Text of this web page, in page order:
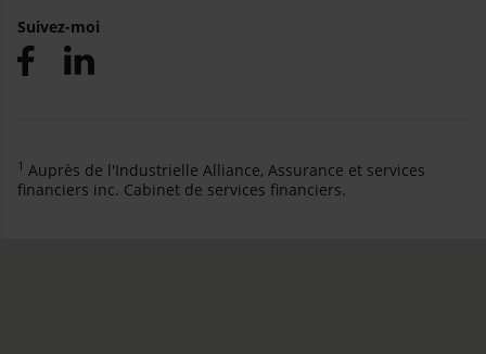
Suivez-moi
1 Auprès de l'Industrielle Alliance, Assurance et services
financiers inc. Cabinet de services financiers.